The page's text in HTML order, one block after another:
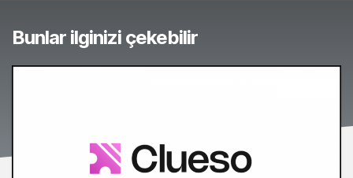
Bunlar ilginizi çekebilir